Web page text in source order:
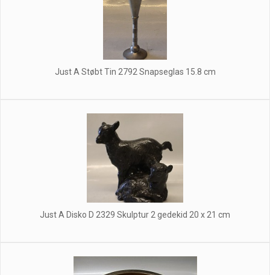
Just A Støbt Tin 2792 Snapseglas 15.8 cm
Just A Disko D 2329 Skulptur 2 gedekid 20 x 21 cm